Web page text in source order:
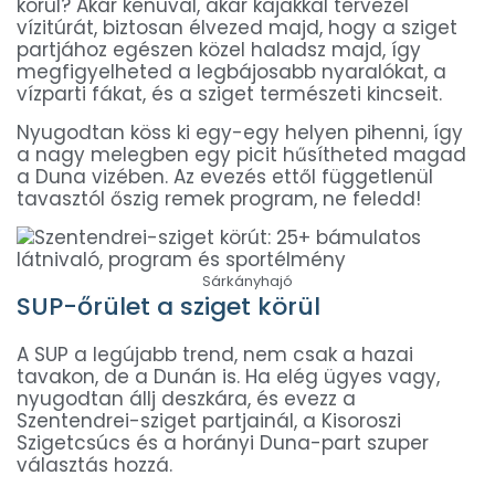
körül? Akár kenuval, akár kajakkal tervezel
vízitúrát, biztosan élvezed majd, hogy a sziget
partjához egészen közel haladsz majd, így
megfigyelheted a legbájosabb nyaralókat, a
vízparti fákat, és a sziget természeti kincseit.
Nyugodtan köss ki egy-egy helyen pihenni, így
a nagy melegben egy picit hűsítheted magad
a Duna vizében. Az evezés ettől függetlenül
tavasztól őszig remek program, ne feledd!
Sárkányhajó
SUP-őrület a sziget körül
A SUP a legújabb trend, nem csak a hazai
tavakon, de a Dunán is. Ha elég ügyes vagy,
nyugodtan állj deszkára, és evezz a
Szentendrei-sziget partjainál, a Kisoroszi
Szigetcsúcs és a horányi Duna-part szuper
választás hozzá.